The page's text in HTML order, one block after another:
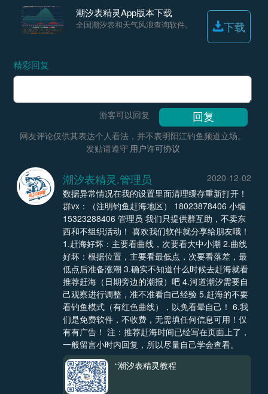
潮汐表精灵App版本下载
全国潮汐表和天气风浪查询软件。 下载
精彩回复
游客可以回复
网友评论仅供其表达个人看法，并不表明阳江钓鱼频道立场。
发贴请遵守 用户许可协议
潮汐表精灵.管理员
2020-12-02
数据异常情况在我的设置里面清理缓存重新打开！
群vx：（注明钓鱼赶海地区） 18023878406 小编
15323288406 管理员 我们只提供群互助，不卖东
西和不组织活动！ 喜欢我们软件就分享给朋友哦！
1.赶海好坏：主要看曲线，次要看大中小潮 2.曲线
好坏：根据位置，主要看最低点，次要看落差，最
低点后准备涨潮 3.确实不知道什么时候去赶海就看
推荐赶海（日期旁边的潮报）吧 4.河道潮汐需要自
己观察进行调整，准不准看自己经验 5.赶海的不要
看钓鱼模式（有红色曲线），以免看晕自己！ 6.我
们是免费软件，不收费，无需填任何信息可用！仅
有有广告！ 注：推荐赶海时间已经写在页面上了，
一般留言小时内回复，所以尽量自己学会查看。
“潮汐表精灵教程